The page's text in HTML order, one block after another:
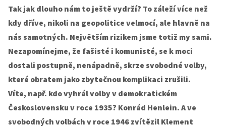
Tak jak dlouho nám to ještě vydrží? To záleží více než
kdy dříve, nikoli na geopolitice velmocí, ale hlavně na
nás samotných. Největším rizikem jsme totiž my sami.
Nezapomínejme, že fašisté i komunisté, se k moci
dostali postupně, nenápadně, skrze svobodné volby,
které obratem jako zbytečnou komplikaci zrušili.
Víte, např. kdo vyhrál volby v demokratickém
Československu v roce 1935? Konrád Henlein. A ve
svobodných volbách v roce 1946 zvítězil Klement